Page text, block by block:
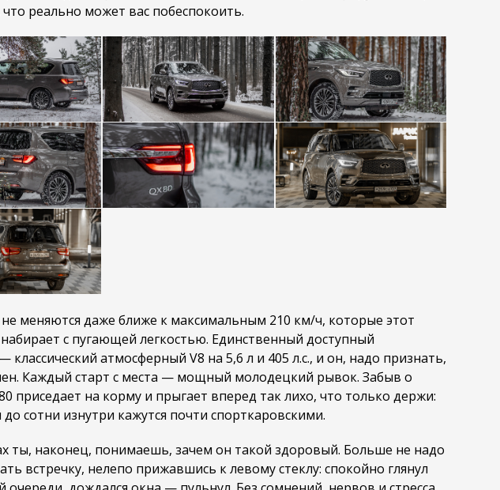
что реально может вас побеспокоить.
меняются даже ближе к максимальным 210 км/ч, которые этот
с пугающей легкостью. Единственный доступный
классический атмосферный V8 на 5,6 л и 405 л.с., и он, надо признать,
Каждый старт с места — мощный молодецкий рывок. Забыв о
приседает на корму и прыгает вперед так лихо, что только держи:
до сотни изнутри кажутся почти спорткаровскими.
ты, наконец, понимаешь, зачем он такой здоровый. Больше не надо
встречку, нелепо прижавшись к левому стеклу: спокойно глянул